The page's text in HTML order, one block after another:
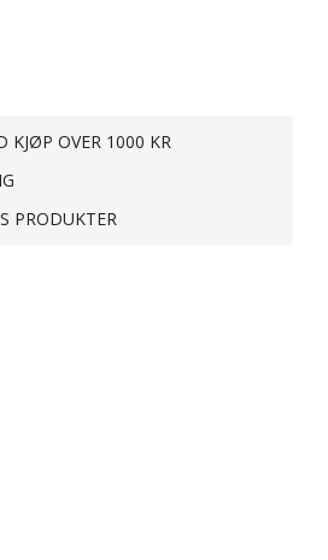
KJØP OVER 1000 KR
PRODUKTER